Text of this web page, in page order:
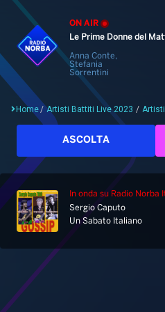
ON AIR
Le Prime Donne del
Anna Conte,
Stefania
Sorrentini
Home
Notizie
Home/ Artisti Battiti Live 2023 /
ASCOLTA
In onda su Radio Norba
Sergio Caputo
Un Sabato Italiano